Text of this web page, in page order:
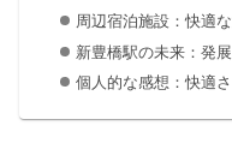
周辺宿泊施設：快適
新豊橋駅の未来：発
個人的な感想：快適